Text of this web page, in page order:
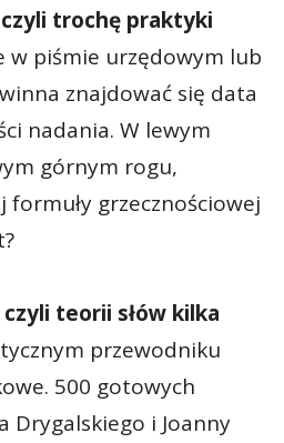
trochę praktyki
w piśmie urzędowym lub
znajdować się data
nadania. W lewym
górnym rogu,
formuły grzecznościowej
teorii słów kilka
przewodniku
500 gotowych
Drygalskiego i Joanny